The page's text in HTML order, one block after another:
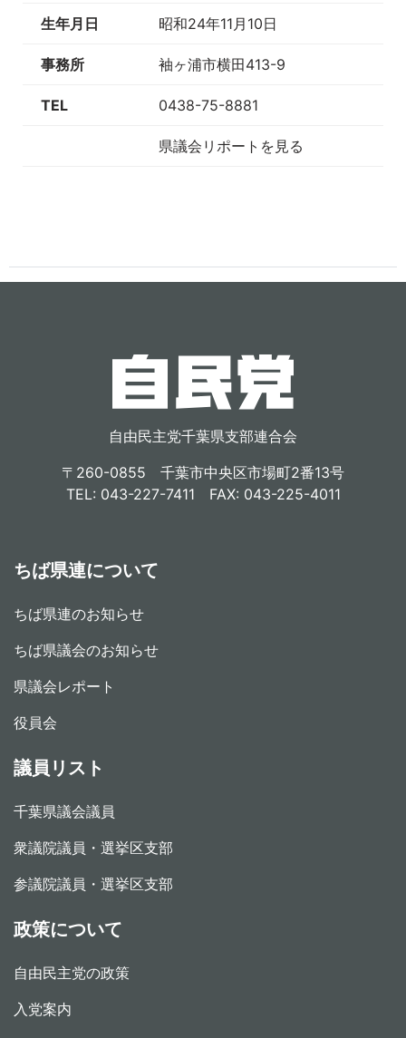
生年月日 昭和24年11月10日
事務所 袖ヶ浦市横田413-9
TEL 0438-75-8881
県議会リポートを見る
自由民主党千葉県支部連合会
〒260-0855 千葉市中央区市場町2番13号
TEL: 043-227-7411 FAX: 043-225-4011
ちば県連について
ちば県連のお知らせ
ちば県議会のお知らせ
県議会レポート
役員会
議員リスト
千葉県議会議員
衆議院議員・選挙区支部
参議院議員・選挙区支部
政策について
自由民主党の政策
入党案内